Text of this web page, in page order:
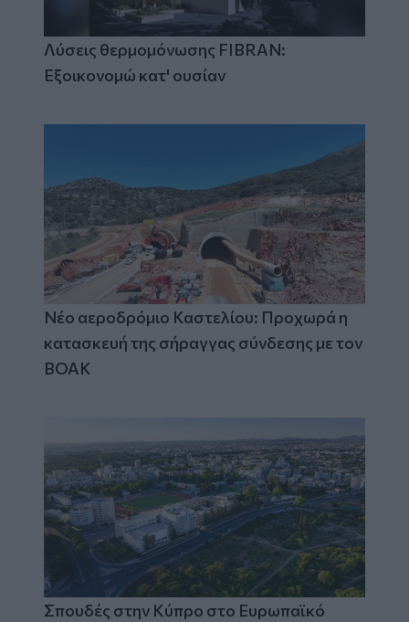
Λύσεις θερμομόνωσης FIBRAN:
Εξοικονομώ κατ' ουσίαν
Νέο αεροδρόμιο Καστελίου: Προχωρά η
κατασκευή της σήραγγας σύνδεσης με τον
ΒΟΑΚ
Σπουδές στην Κύπρο στο Ευρωπαϊκό